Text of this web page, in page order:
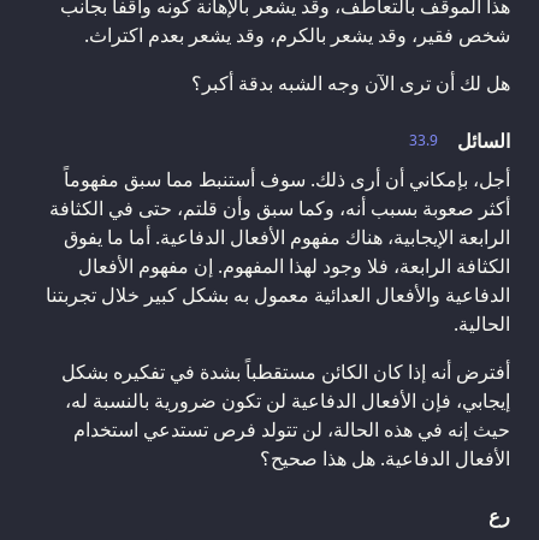
هذا الموقف بالتعاطف، وقد يشعر بالإهانة كونه واقفاً بجانب
شخص فقير، وقد يشعر بالكرم، وقد يشعر بعدم اكتراث.
هل لك أن ترى الآن وجه الشبه بدقة أكبر؟
33.9
السائل
أجل، بإمكاني أن أرى ذلك. سوف أستنبط مما سبق مفهوماً
أكثر صعوبة بسبب أنه، وكما سبق وأن قلتم، حتى في الكثافة
الرابعة الإيجابية، هناك مفهوم الأفعال الدفاعية. أما ما يفوق
الكثافة الرابعة، فلا وجود لهذا المفهوم. إن مفهوم الأفعال
الدفاعية والأفعال العدائية معمول به بشكل كبير خلال تجربتنا
الحالية.
أفترض أنه إذا كان الكائن مستقطباً بشدة في تفكيره بشكل
إيجابي، فإن الأفعال الدفاعية لن تكون ضرورية بالنسبة له،
حيث إنه في هذه الحالة، لن تتولد فرص تستدعي استخدام
الأفعال الدفاعية. هل هذا صحيح؟
رع